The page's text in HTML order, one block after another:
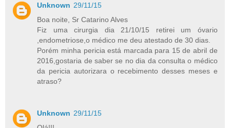
Unknown 29/11/15
Boa noite, Sr Catarino Alves
Fiz uma cirurgia dia 21/10/15 retirei um óvario
,endometriose,o médico me deu atestado de 30 dias.
Porém minha pericia está marcada para 15 de abril de
2016,gostaria de saber se no dia da consulta o médico
da pericia autorizara o recebimento desses meses e
atraso?
Unknown 29/11/15